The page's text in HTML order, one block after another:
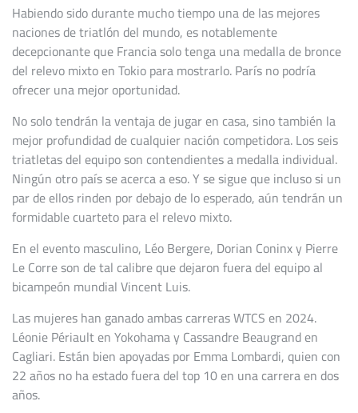
Habiendo sido durante mucho tiempo una de las mejores
naciones de triatlón del mundo, es notablemente
decepcionante que Francia solo tenga una medalla de bronce
del relevo mixto en Tokio para mostrarlo. París no podría
ofrecer una mejor oportunidad.
No solo tendrán la ventaja de jugar en casa, sino también la
mejor profundidad de cualquier nación competidora. Los seis
triatletas del equipo son contendientes a medalla individual.
Ningún otro país se acerca a eso. Y se sigue que incluso si un
par de ellos rinden por debajo de lo esperado, aún tendrán un
formidable cuarteto para el relevo mixto.
En el evento masculino, Léo Bergere, Dorian Coninx y Pierre
Le Corre son de tal calibre que dejaron fuera del equipo al
bicampeón mundial Vincent Luis.
Las mujeres han ganado ambas carreras WTCS en 2024.
Léonie Périault en Yokohama y Cassandre Beaugrand en
Cagliari. Están bien apoyadas por Emma Lombardi, quien con
22 años no ha estado fuera del top 10 en una carrera en dos
años.